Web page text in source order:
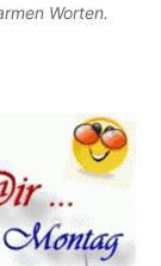
Worten.